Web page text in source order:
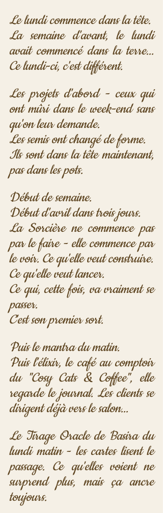
Le lundi commence dans la tête.
La semaine d'avant, le lundi
avait commencé dans la terre...
Ce lundi-ci, c'est différent.
Les projets d'abord - ceux qui
ont mûri dans le week-end sans
qu'on leur demande.
Les semis ont changé de forme.
Ils sont dans la tête maintenant,
pas dans les pots.
Début de semaine.
Début d'avril dans trois jours.
La Sorcière ne commence pas
par le faire - elle commence par
Ce qu'elle veut lancer.
Ce qui, cette fois, va vraiment se
passer.
C'est son premier sort.
Puis le mantra du matin.
Puis l'élixir, le café au comptoir
du "Cosy Cats & Coffee", elle
regarde le journal. Les clients se
dirigent déjà vers le salon...
Le Tirage Oracle de Basira du
lundi matin - les cartes lisent le
passage. Ce qu'elles voient ne
surprend plus, mais ça ancre
toujours.